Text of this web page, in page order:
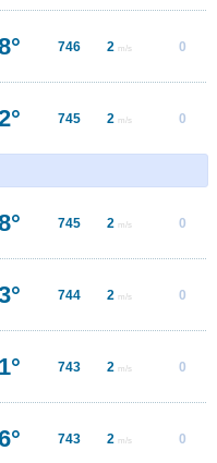
746 2 m/s 0
745 2 m/s 0
745 2 m/s 0
744 2 m/s 0
743 2 m/s 0
743 2 m/s 0